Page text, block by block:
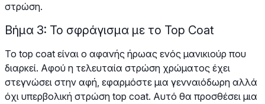
στρώση.
Βήμα 3: Το σφράγισμα με το Top Coat
Το top coat είναι ο αφανής ήρωας ενός μανικιούρ που
διαρκεί. Αφού η τελευταία στρώση χρώματος έχει
στεγνώσει στην αφή, εφαρμόστε μια γενναιόδωρη αλλά
όχι υπερβολική στρώση top coat. Αυτό θα προσθέσει μια